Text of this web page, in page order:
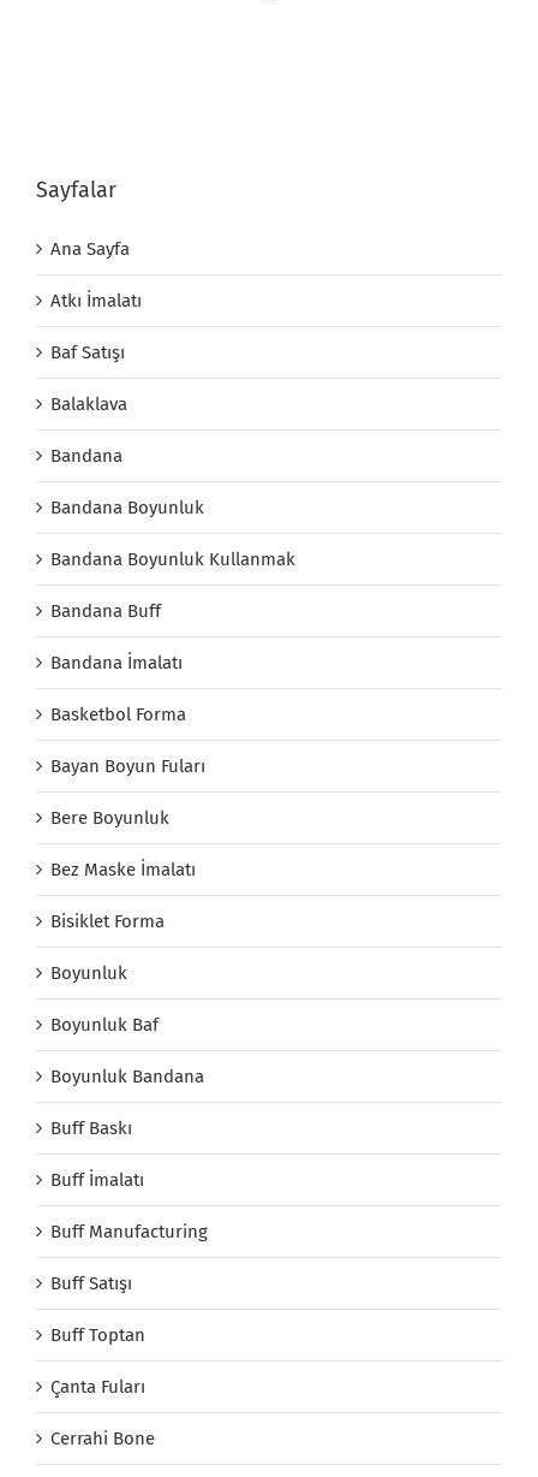
Sayfalar
Ana Sayfa
Atkı İmalatı
Baf Satışı
Balaklava
Bandana
Bandana Boyunluk
Bandana Boyunluk Kullanmak
Bandana Buff
Bandana İmalatı
Basketbol Forma
Bayan Boyun Fuları
Bere Boyunluk
Bez Maske İmalatı
Bisiklet Forma
Boyunluk
Boyunluk Baf
Boyunluk Bandana
Buff Baskı
Buff İmalatı
Buff Manufacturing
Buff Satışı
Buff Toptan
Çanta Fuları
Cerrahi Bone